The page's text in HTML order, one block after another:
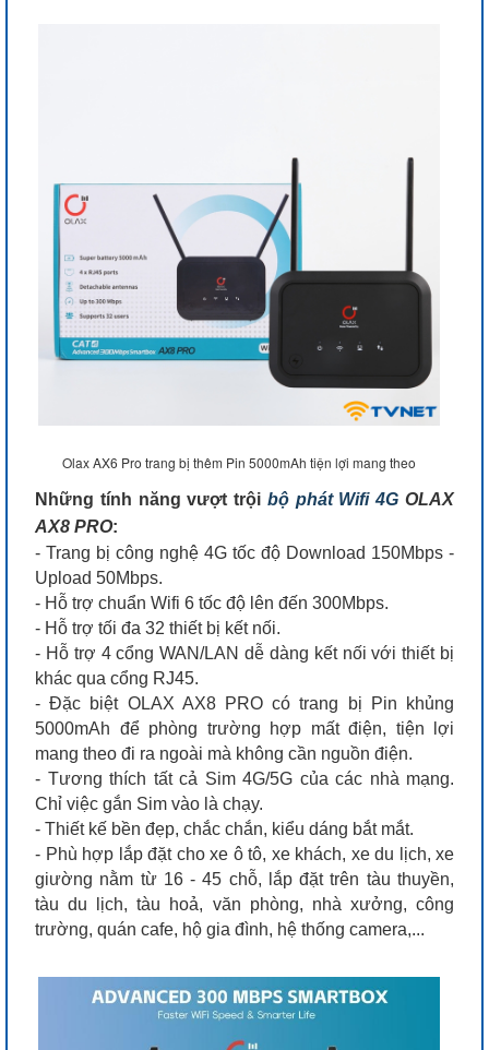
Olax AX6 Pro trang bị thêm Pin 5000mAh tiện lợi mang theo
Những tính năng vượt trội bộ phát Wifi 4GOLAX
AX8 PRO:
- Trang bị công nghệ 4G tốc độ Download 150Mbps -
Upload 50Mbps.
- Hỗ trợ chuẩn Wifi 6 tốc độ lên đến 300Mbps.
- Hỗ trợ tối đa 32 thiết bị kết nối.
- Hỗ trợ 4 cổng WAN/LAN dễ dàng kết nối với thiết bị
khác qua cổng RJ45.
- Đặc biệt OLAX AX8 PRO có trang bị Pin khủng
5000mAh để phòng trường hợp mất điện, tiện lợi
mang theo đi ra ngoài mà không cần nguồn điện.
- Tương thích tất cả Sim 4G/5G của các nhà mạng.
Chỉ việc gắn Sim vào là chạy.
- Thiết kế bền đẹp, chắc chắn, kiểu dáng bắt mắt.
- Phù hợp lắp đặt cho xe ô tô, xe khách, xe du lịch, xe
giường nằm từ 16 - 45 chỗ, lắp đặt trên tàu thuyền,
tàu du lịch, tàu hoả, văn phòng, nhà xưởng, công
trường, quán cafe, hộ gia đình, hệ thống camera,...